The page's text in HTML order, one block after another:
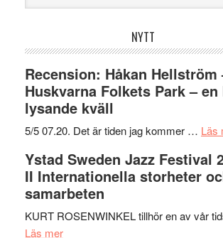
webbplatsen
NYTT
Recension: Håkan Hellström
Huskvarna Folkets Park – en
lysande kväll
5/5 07.20. Det är tiden jag kommer … Läs
Ystad Sweden Jazz Festival
II Internationella storheter
samarbeten
KURT ROSENWINKEL tillhör en av vår
Läs merom